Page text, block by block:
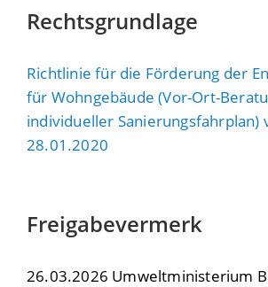
Rechtsgrundlage
Richtlinie für die Förderung der
für Wohngebäude (Vor-Ort-
individueller Sanierungsfahrplan)
28.01.2020
Freigabevermerk
26.03.2026 Umweltministerium